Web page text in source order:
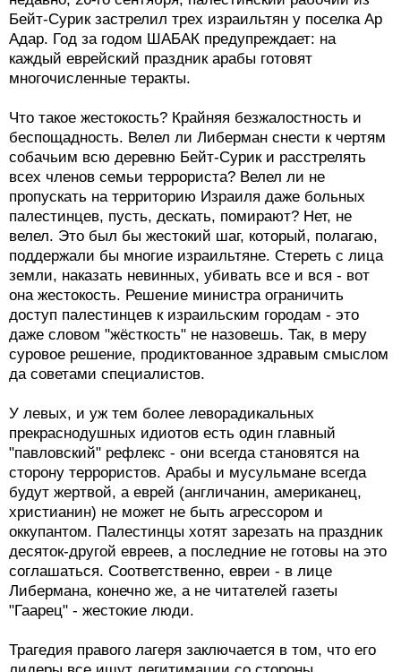
Адар. Год за годом ШАБАК предупреждает: на
каждый еврейский праздник арабы готовят
многочисленные теракты.
Что такое жестокость? Крайняя безжалостность и
беспощадность. Велел ли Либерман снести к чертям
собачьим всю деревню Бейт-Сурик и расстрелять
всех членов семьи террориста? Велел ли не
пропускать на территорию Израиля даже больных
палестинцев, пусть, дескать, помирают? Нет, не
велел. Это был бы жестокий шаг, который, полагаю,
поддержали бы многие израильтяне. Стереть с лица
земли, наказать невинных, убивать все и вся - вот
она жестокость. Решение министра ограничить
доступ палестинцев к израильским городам - это
даже словом "жёсткость" не назовешь. Так, в меру
суровое решение, продиктованное здравым смыслом
да советами специалистов.
У левых, и уж тем более леворадикальных
прекраснодушных идиотов есть один главный
"павловский" рефлекс - они всегда становятся на
сторону террористов. Арабы и мусульмане всегда
будут жертвой, а еврей (англичанин, американец,
христианин) не может не быть агрессором и
оккупантом. Палестинцы хотят зарезать на праздник
десяток-другой евреев, а последние не готовы на это
соглашаться. Соответственно, евреи - в лице
Либермана, конечно же, а не читателей газеты
"Гаарец" - жестокие люди.
Трагедия правого лагеря заключается в том, что его
лидеры все ищут легитимации со стороны
"прогрессивной общественности". Обещают